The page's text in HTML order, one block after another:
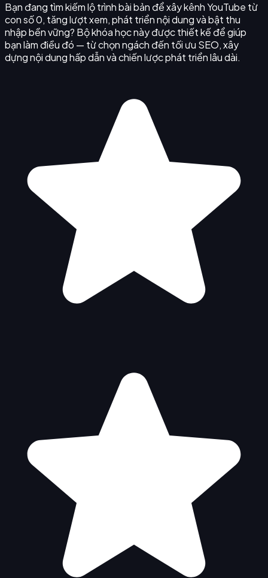
Bạn đang tìm kiếm lộ trình bài bản để xây kênh YouTube từ
con số 0, tăng lượt xem, phát triển nội dung và bật thu
nhập bền vững? Bộ khóa học này được thiết kế để giúp
bạn làm điều đó — từ chọn ngách đến tối ưu SEO, xây
dựng nội dung hấp dẫn và chiến lược phát triển lâu dài.